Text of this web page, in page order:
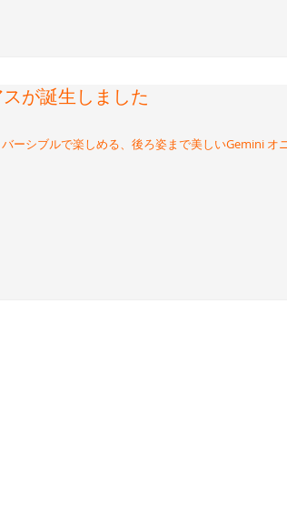
が誕生しました
ーシブルで楽しめる、後ろ姿まで美しいGemini オ